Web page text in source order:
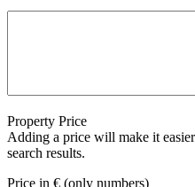
Property Price
Adding a price will make it
search results.
Price in € (only numbers)